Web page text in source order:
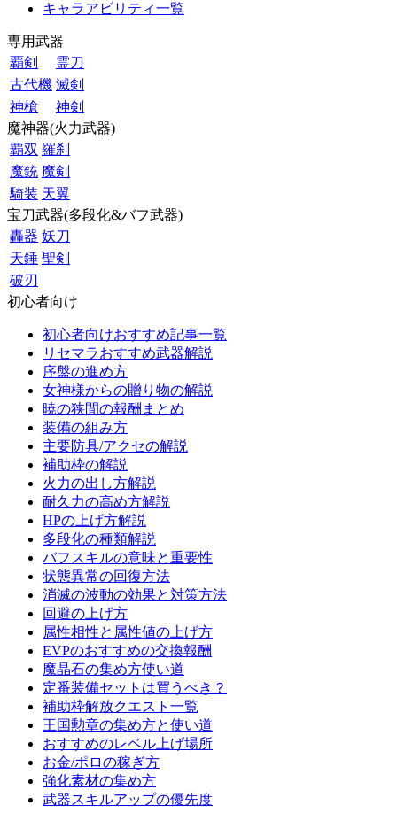
キャラアビリティ一覧
専用武器
覇剣
霊刀
古代機 滅剣
神槍
神剣
魔神器(火力武器)
覇双 羅刹
魔銃 魔剣
騎装 天翼
宝刀武器(多段化&バフ武器)
轟器 妖刀
天錘 聖剣
破刃
初心者向け
初心者向けおすすめ記事一覧
リセマラおすすめ武器解説
序盤の進め方
女神様からの贈り物の解説
暁の狭間の報酬まとめ
装備の組み方
主要防具/アクセの解説
補助枠の解説
火力の出し方解説
耐久力の高め方解説
HPの上げ方解説
多段化の種類解説
バフスキルの意味と重要性
状態異常の回復方法
消滅の波動の効果と対策方法
回避の上げ方
属性相性と属性値の上げ方
EVPのおすすめの交換報酬
魔晶石の集め方使い道
定番装備セットは買うべき？
補助枠解放クエスト一覧
王国勲章の集め方と使い道
おすすめのレベル上げ場所
お金/ポロの稼ぎ方
強化素材の集め方
武器スキルアップの優先度